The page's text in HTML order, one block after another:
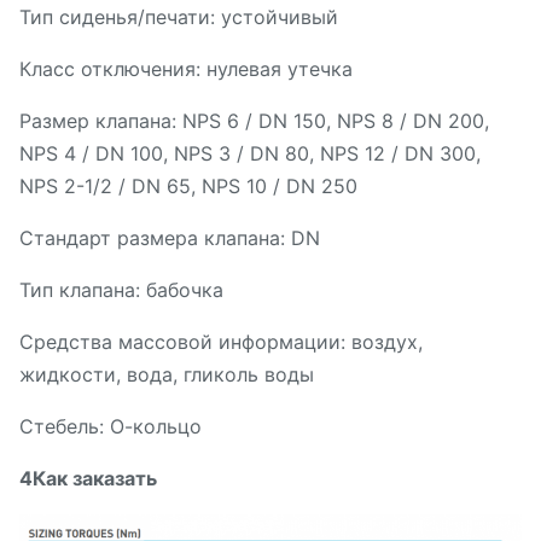
Тип сиденья/печати: устойчивый
Класс отключения: нулевая утечка
Размер клапана: NPS 6 / DN 150, NPS 8 / DN 200,
NPS 4 / DN 100, NPS 3 / DN 80, NPS 12 / DN 300,
NPS 2-1/2 / DN 65, NPS 10 / DN 250
Стандарт размера клапана: DN
Тип клапана: бабочка
Средства массовой информации: воздух,
жидкости, вода, гликоль воды
Стебель: О-кольцо
4Как заказать